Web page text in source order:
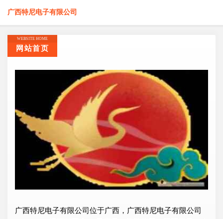
广西特尼电子有限公司
WEBSITE HOME
网站首页
广西特尼电子有限公司位于广西，广西特尼电子有限公司